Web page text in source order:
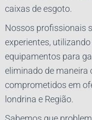
caixas de esgoto.
Nossos profissionais
experientes,
equipamentos para
eliminado de maneira
comprometidos em
londrina e Região.